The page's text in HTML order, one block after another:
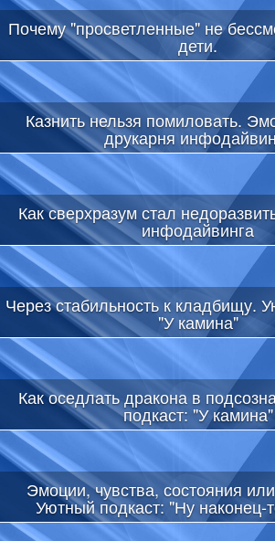
Почему "просветленные" не
дети.
Казнить нельзя помиловать.
друкарня
Как сверхразум стал
инфодайвинга
Через стабильность к кладбищу.
"У камина"
Как оседлать дракона в
подкаст: "У камина"
Эмоции, чувства, состояния
Уютный подкаст: "Ну наконец-